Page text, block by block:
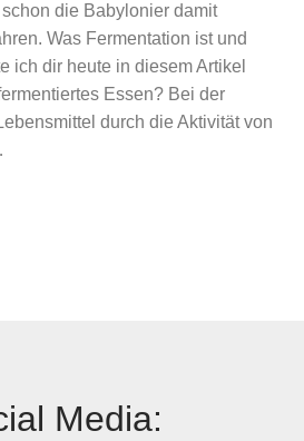
die Babylonier damit
Was Fermentation ist und
ich dir heute in diesem Artikel
Essen? Bei der
durch die Aktivität von
Media: